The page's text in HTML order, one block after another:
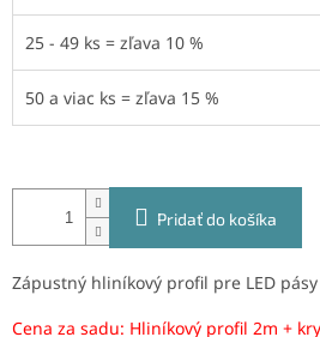
25 - 49 ks = zľava 10 %
50 a viac ks = zľava 15 %
Pridať do košíka
Zápustný hliníkový profil pre LED pásy
Cena za sadu: Hliníkový profil 2m +